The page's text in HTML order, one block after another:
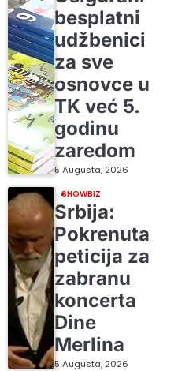
besplatni
udžbenici
za sve
osnovce u
TK već 5.
godinu
zaredom
5 Augusta, 2026
SHOWBIZ
Srbija:
Pokrenuta
peticija za
zabranu
koncerta
Dine
Merlina
5 Augusta, 2026